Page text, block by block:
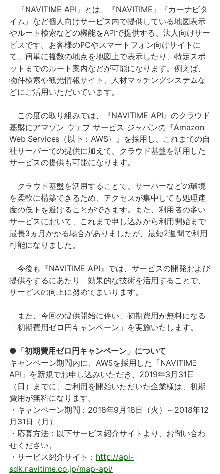
『NAVITIME API』とは、『NAVITIME』『カーナビタ
イム』など個人向けサービス内で提供している地図表示
やルート検索などの機能をAPIで提供する、法人向けサー
ビスです。お客様のPCやスマートフォン向けサイトに
て、簡単に複数の地点を地図上で表示したり、特定スポ
ットまでのルート案内などが可能になります。例えば、
物件検索や観光情報サイト、人材マッチングシステムな
どにご活用いただいています。
この度の取り組みでは、『NAVITIME API』のクラウド
基盤にアマゾン ウェブ サービス ジャパンの『Amazon
Web Services（以下：AWS）』を採用し、これまでの自
社サーバーでの提供に加えて、クラウド基盤を活用した
サービスの提供も可能になります。
クラウド基盤を活用することで、サーバーなどの環境
を柔軟に構築できるため、アクセスが集中しても処理速
度の低下を避けることができます。また、利用者の多い
サービスにおいて、これまで申し込みから利用開始まで
最長3ヵ月かかる場合がありましたが、最短2週間で利用
可能になりました。
今後も『NAVITIME API』では、サービスの開発および
提供をするにあたり、効果的な技術を活用することで、
サービスの向上に努めてまいります。
また、今回の提供開始に伴い、初期費用が無料になる
「初期費用ゼロ円キャンペーン」を実施いたします。
●「初期費用ゼロ円キャンペーン」について
キャンペーン期間内に、AWSを採用した『NAVITIME
API』を新規でお申し込みいただき、2019年3月31日
（日）までに、ご利用を開始いただいた企業様は、初期
費用が無料になります。
・キャンペーン期間：2018年9月18日（火）～2018年12
月31日（月）
・応募方法：以下サービス紹介サイトより、お問い合わ
せください。
・サービス紹介サイト： http://api-
sdk.navitime.co.jp/map-api/